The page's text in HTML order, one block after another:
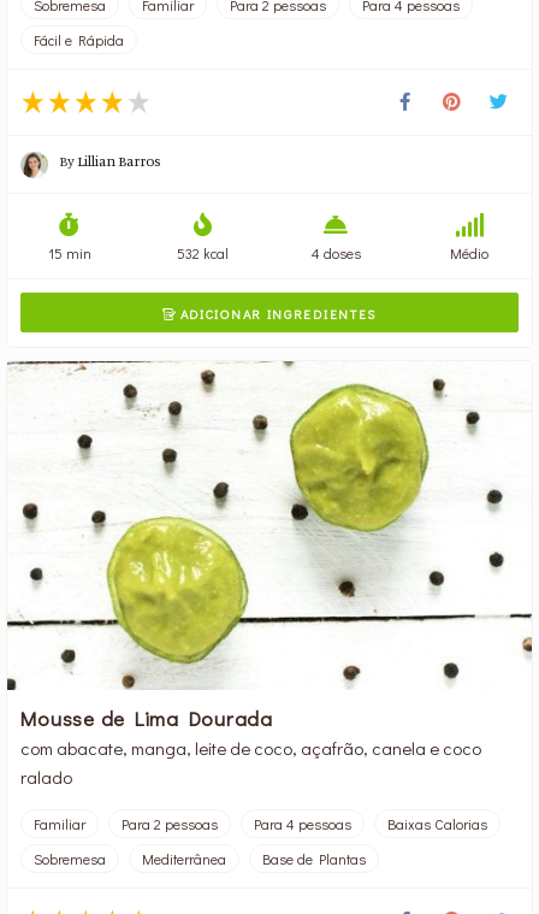
Sobremesa Familiar Para 2 pessoas
Para 4 pessoas
Fácil e Rápida
ByLillian Barros
15 min 532 kcal 4 doses Médio
ADICIONAR INGREDIENTES
Mousse de Lima Dourada
com abacate, manga, leite de coco, açafrão, canela e coco
ralado
Familiar Para 2 pessoas Para 4 pessoas
Baixas Calorias
Sobremesa
Mediterrânea Base de Plantas